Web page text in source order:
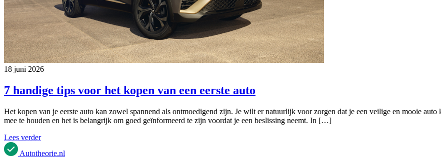
18 juni 2026
7 handige tips voor het kopen van een eerste auto
Het kopen van je eerste auto kan zowel spannend als ontmoedigend zijn. Je wilt er natuurlijk voor zorgen dat je een veilige en mooie
mee te houden en het is belangrijk om goed geïnformeerd te zijn voordat je een beslissing neemt. In […]
Lees verder
Autotheorie.nl